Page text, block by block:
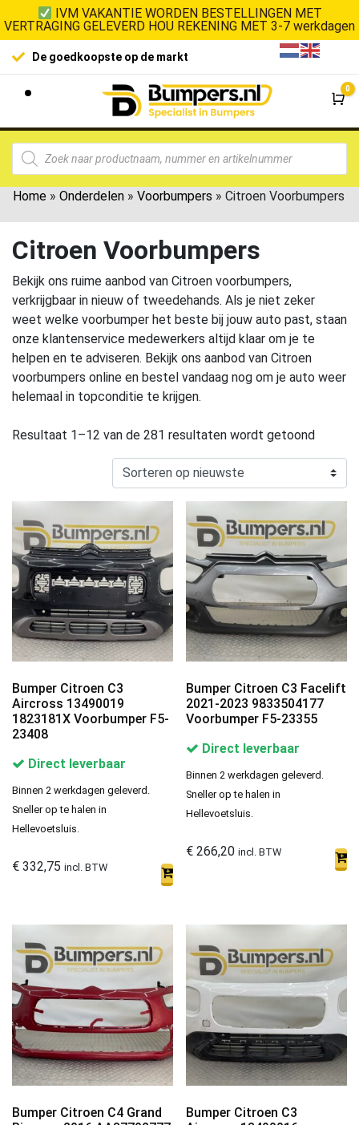
IVM VAKANTIE WORDEN BESTELLINGEN MET
VERTRAGING GELEVERD HOU REKENING MET 3-7 werkdagen
De goedkoopste op de markt
0
Home » Onderdelen » Voorbumpers » Citroen Voorbumpers
Citroen Voorbumpers
Bekijk ons ruime aanbod van Citroen voorbumpers,
verkrijgbaar in nieuw of tweedehands. Als je niet zeker
weet welke voorbumper het beste bij jouw auto past, staan
onze klantenservice medewerkers altijd klaar om je te
helpen en te adviseren. Bekijk ons aanbod van Citroen
voorbumpers online en bestel vandaag nog om je auto weer
helemaal in topconditie te krijgen.
Resultaat 1–12 van de 281 resultaten wordt getoond
Bumper Citroen C3
Aircross 13490019
1823181X Voorbumper F5-
23408
Direct leverbaar
Binnen 2 werkdagen geleverd.
Sneller op te halen in
Hellevoetsluis.
€ 332,75 incl. BTW
Bumper Citroen C3 Facelift
2021-2023 9833504177
Voorbumper F5-23355
Direct leverbaar
Binnen 2 werkdagen geleverd.
Sneller op te halen in
Hellevoetsluis.
€ 266,20 incl. BTW
Bumper Citroen C4 Grand
Bumper Citroen C3